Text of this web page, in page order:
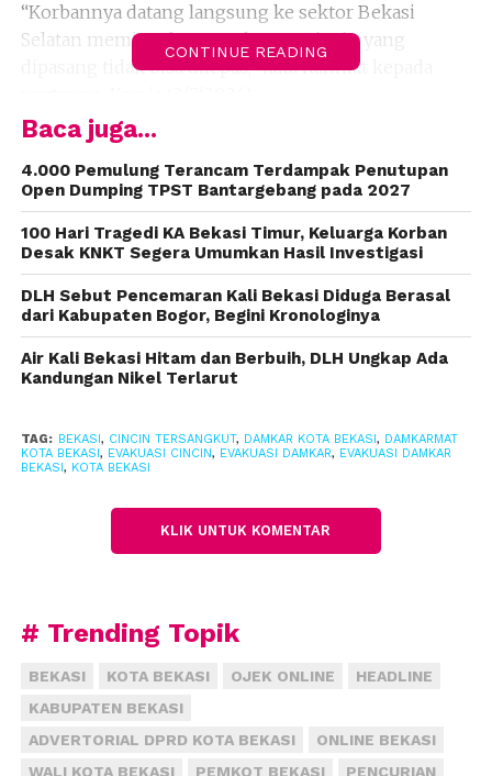
“Korbannya datang langsung ke sektor Bekasi
Selatan meminta bantuan karena cincin yang
dipasang tidak bisa dilepas,” kata Rahmat kepada
Menurut Rahmat, korban mengaku memasang
cincin tersebut karena iseng. Namun setelah dicoba
berulang kali, cincin berdiameter sekitar dua
sentimeter itu tidak dapat dilepaskan sehingga
korban memutuskan mencari bantuan.
Rahmat mengatakan korban memilih mendatangi
petugas pemadam kebakaran karena mengetahui
Damkar kerap menangani evakuasi benda yang
tersangkut di bagian tubuh.
“Dia pernah melihat proses evakuasi serupa yang
dilakukan petugas Damkar, sehingga langsung
Proses evakuasi dilakukan oleh dua personel Rescue
posisi cincin berada di area sensitif dan material
cincin tergolong cukup keras.
berhasil melepaskan cincin yang terpasang.
CONTINUE READING
Baca juga...
4.000 Pemulung Terancam Terdampak Penutupan
Open Dumping TPST Bantargebang pada 2027
100 Hari Tragedi KA Bekasi Timur, Keluarga Korban
Desak KNKT Segera Umumkan Hasil Investigasi
DLH Sebut Pencemaran Kali Bekasi Diduga Berasal
dari Kabupaten Bogor, Begini Kronologinya
Air Kali Bekasi Hitam dan Berbuih, DLH Ungkap Ada
Kandungan Nikel Terlarut
TAG: BEKASI , CINCIN TERSANGKUT, DAMKAR KOTA BEKASI , DAMKARMAT
KOTA BEKASI , EVAKUASI CINCIN, EVAKUASI DAMKAR, EVAKUASI DAMKAR
BEKASI , KOTA BEKASI
KLIK UNTUK KOMENTAR
# Trending Topik
BEKASI KOTA BEKASI OJEK ONLINE
HEADLINE
KABUPATEN BEKASI
ADVERTORIAL DPRD KOTA BEKASI
ONLINE BEKASI
WALI KOTA BEKASI
PEMKOT BEKASI
PENCURIAN